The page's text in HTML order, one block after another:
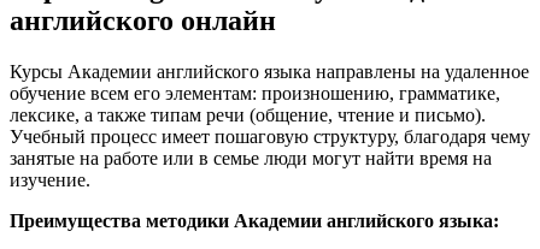
английского онлайн
Курсы Академии английского языка направлены на удаленное
обучение всем его элементам: произношению, грамматике,
лексике, а также типам речи (общение, чтение и письмо).
Учебный процесс имеет пошаговую структуру, благодаря чему
занятые на работе или в семье люди могут найти время на
изучение.
Преимущества методики Академии английского языка: